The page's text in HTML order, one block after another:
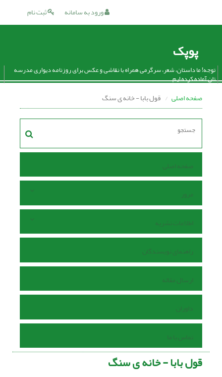
ثبت نام ورود به سامانه
پوپک
توجه! ما داستان، شعر، سرگرمی همراه با نقاشی و عکس برای روزنامه دیواری مدرسه
تان آماده کرده ایم.
صفحه اصلی قول بابا - خانه ی سنگ
صفحه اصلی
مرور
اطلاعات نشریه
راهنمای نویسندگان
ارسال مقاله
داوران
تماس با ما
قول بابا - خانه ی سنگ